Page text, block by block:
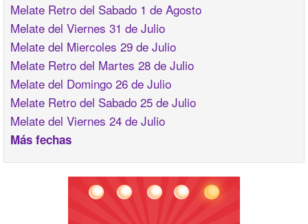
Melate Retro del Sabado 1 de Agosto
Melate del Viernes 31 de Julio
Melate del Miercoles 29 de Julio
Melate Retro del Martes 28 de Julio
Melate del Domingo 26 de Julio
Melate Retro del Sabado 25 de Julio
Melate del Viernes 24 de Julio
Más fechas